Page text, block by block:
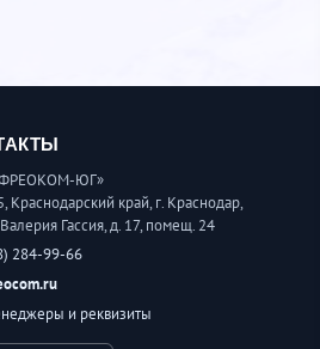
ЮГ»
Краснодарский край, г. Краснодар,
Гассия, д. 17, помещ. 24
284-99-66
и реквизиты